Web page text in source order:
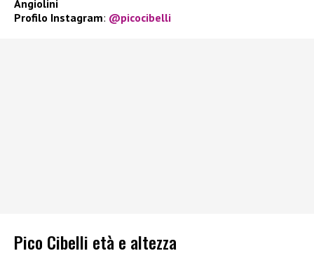
Angiolini
Profilo Instagram: @picocibelli
Pico Cibelli età e altezza